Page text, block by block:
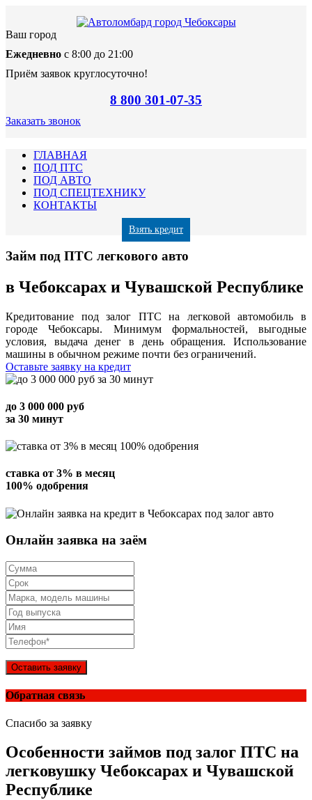
Ваш город
Ежедневно с 8:00 до 21:00
Приём заявок круглосуточно!
8 800 301-07-35
Заказать звонок
ГЛАВНАЯ
ПОД ПТС
ПОД АВТО
ПОД СПЕЦТЕХНИКУ
КОНТАКТЫ
Взять кредит
Займ под ПТС легкового авто
в Чебоксарах и Чувашской Республике
Кредитование под залог ПТС на легковой автомобиль в
городе Чебоксары. Минимум формальностей, выгодные
условия, выдача денег в день обращения. Использование
машины в обычном режиме почти без ограничений.
Оставьте заявку на кредит
до 3 000 000 руб
за 30 минут
ставка от 3% в месяц
100% одобрения
Онлайн заявка на заём
Оставить заявку
Обратная связь
Спасибо за заявку
Особенности займов под залог ПТС на
легковушку Чебоксарах и Чувашской
Республике